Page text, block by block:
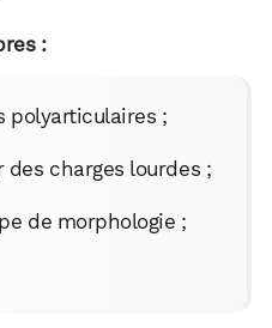
:
polyarticulaires ;
charges lourdes ;
de morphologie ;